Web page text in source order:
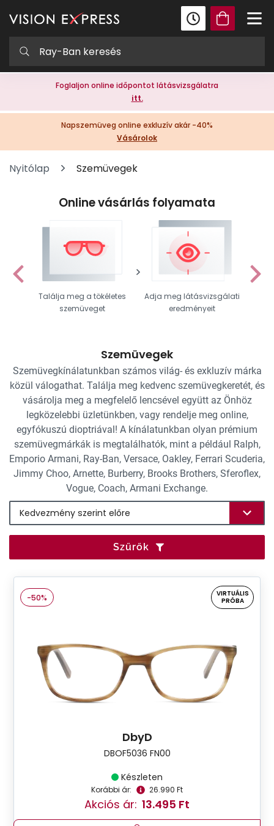
Foglaljon online időpontot látásvizsgálatra
itt.
Napszemüveg online exkluzív akár -40%
Vásárolok
Nyitólap Szemüvegek
Online vásárlás folyamata
Találja meg a tökéletes
szemüveget
Adja meg látásvizsgálati
eredményeit
Szemüvegek
Szemüvegkínálatunkban számos világ- és exkluzív márka
közül válogathat. Találja meg kedvenc szemüvegkeretét, és
vásárolja meg a megfelelő lencsével együtt az Önhöz
legközelebbi üzletünkben, vagy rendelje meg online,
egyfókuszú dioptriával! A kínálatunkban olyan prémium
szemüvegmárkák is megtalálhatók, mint a például Ralph,
Emporio Armani, Ray-Ban, Versace, Oakley, Ferrari Scuderia,
Jimmy Choo, Arnette, Burberry, Brooks Brothers, Sferoflex,
Vogue, Coach, Armani Exchange.
Szűrők
-50%
VIRTUÁLIS
PRÓBA
DbyD
DBOF5036 FN00
Készleten
Korábbi ár: 26.990 Ft
Akciós ár: 13.495 Ft